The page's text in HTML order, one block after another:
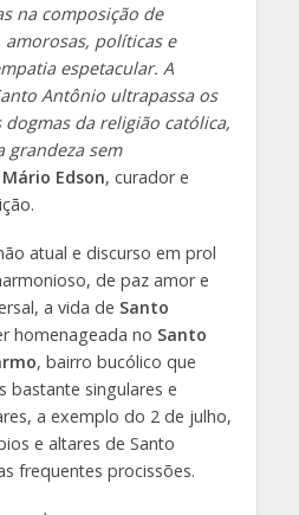
na composição de
políticas e
espetacular. A
Antônio ultrapassa os
da religião católica,
grandeza sem
Mário Edson, curador e
atual e discurso em prol
de paz amor e
a vida de Santo
homenageada no Santo
, bairro bucólico que
bastante singulares e
a exemplo do 2 de julho,
e altares de Santo
frequentes procissões.